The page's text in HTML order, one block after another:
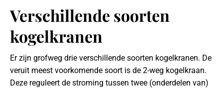
Verschillende soorten
kogelkranen
Er zijn grofweg drie verschillende soorten kogelkranen. De
veruit meest voorkomende soort is de 2-weg kogelkraan.
Deze reguleert de stroming tussen twee (onderdelen van)